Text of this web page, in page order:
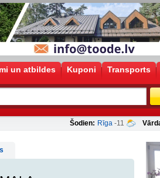
un atbildes Kuponi Transports
Šodien: Rīga -11